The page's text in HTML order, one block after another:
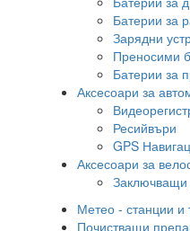
Батерии за
Зарядни
Преносими
Батерии за
Аксесоари за
Ресийвъри
GPS
Аксесоари за
Заключващи
Метео - станции и
Почистващи